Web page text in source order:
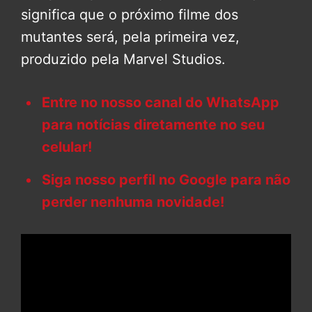
significa que o próximo filme dos
mutantes será, pela primeira vez,
produzido pela Marvel Studios.
Entre no nosso canal do WhatsApp
para notícias diretamente no seu
celular!
Siga nosso perfil no Google para não
perder nenhuma novidade!